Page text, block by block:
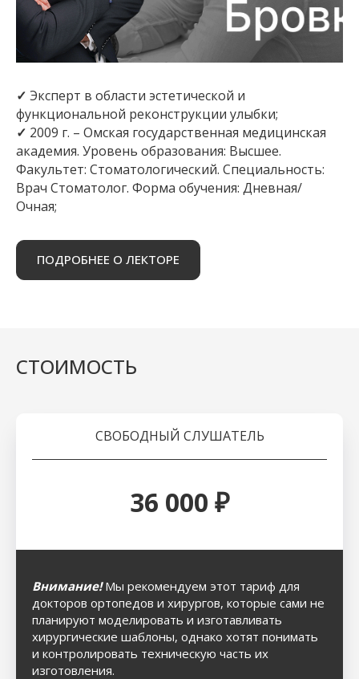
✓ Эксперт в области эстетической и
функциональной реконструкции улыбки;
✓ 2009 г. – Омская государственная медицинская
академия. Уровень образования: Высшее.
Факультет: Стоматологический. Специальность:
Врач Стоматолог. Форма обучения: Дневная/
Очная;
ПОДРОБНЕЕ О ЛЕКТОРЕ
СТОИМОСТЬ
СВОБОДНЫЙ СЛУШАТЕЛЬ
36 000 ₽
Внимание!Мы рекомендуем этот тариф для
докторов ортопедов и хирургов, которые сами не
планируют моделировать и изготавливать
хирургические шаблоны, однако хотят понимать
и контролировать техническую часть их
изготовления.